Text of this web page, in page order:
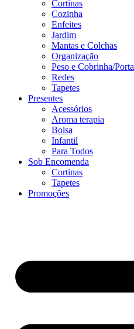
Cortinas
Cozinha
Enfeites
Jardim
Mantas e Colchas
Organização
Peso e Cobrinha/Porta
Redes
Tapetes
Presentes
Acessórios
Aroma terapia
Bolsa
Infantil
Para Todos
Sob Encomenda
Cortinas
Tapetes
Promoções